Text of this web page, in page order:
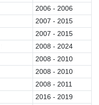
2006 - 2006
2007 - 2015
2007 - 2015
2008 - 2024
2008 - 2010
2008 - 2010
2008 - 2011
2016 - 2019